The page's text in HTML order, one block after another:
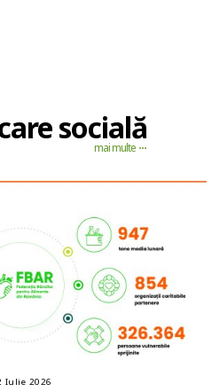
socială
mai multe
Iulie 2026